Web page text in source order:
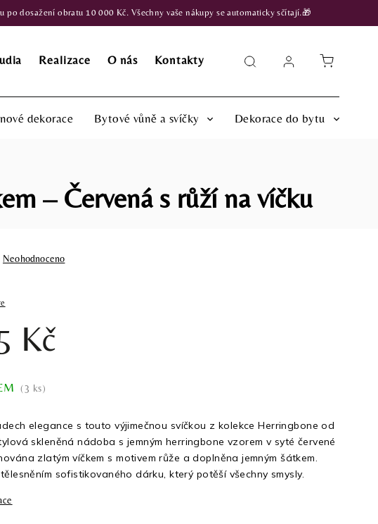
Realizace O nás Kontakty
dekorace Bytové vůně a svíčky Dekorace do bytu
dosažení obratu 10 000 Kč. Všechny vaše nákupy se automaticky sčítají.🎁
– Červená s růží na víčku
Neohodnoceno
Kč
elegance s touto výjimečnou svíčkou z kolekce Herringbone od
skleněná nádoba s jemným herringbone vzorem v syté červené
zlatým víčkem s motivem růže a doplněna jemným šátkem.
sofistikovaného dárku, který potěší všechny smysly.
(3 ks)